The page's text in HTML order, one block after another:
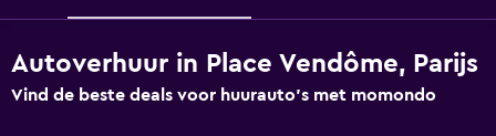
Autoverhuur in Place Vendôme, Parijs
Vind de beste deals voor huurauto's met momondo